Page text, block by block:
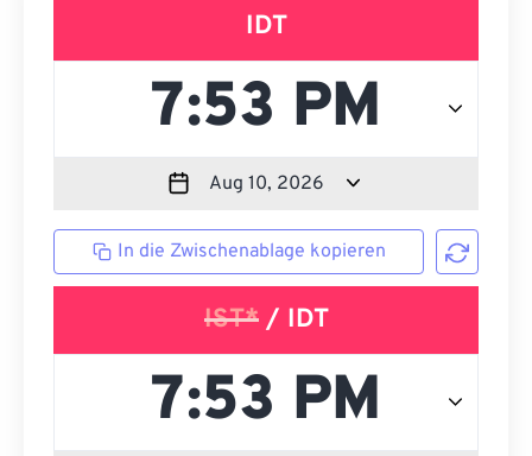
IDT
In die Zwischenablage kopieren
IST*/ IDT